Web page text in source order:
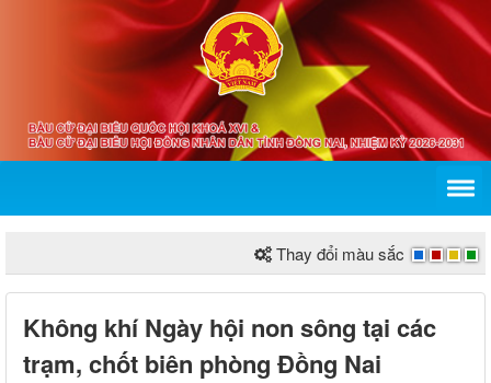
Thay đổi màu sắc
Không khí Ngày hội non sông tại các
trạm, chốt biên phòng Đồng Nai